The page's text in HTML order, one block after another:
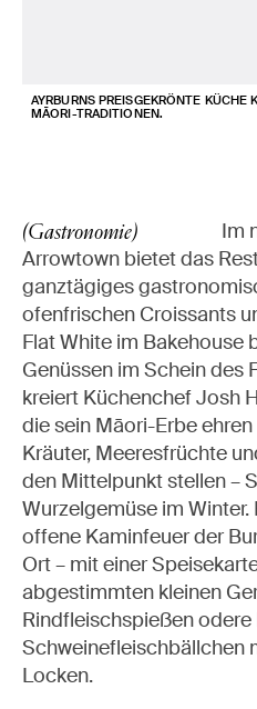
AYRBURNS PREISGEKRÖNTE KÜCHE
MĀORI-TRADITIONEN.
(Gastronomie)
Im
Arrowtown bietet das
ganztägiges
ofenfrischen Croissants
Flat White im Bakehouse
Genüssen im Schein des
kreiert Küchenchef Josh
die sein Māori-Erbe
Kräuter, Meeresfrüchte
den Mittelpunkt stellen –
Wurzelgemüse im
offene Kaminfeuer der
Ort – mit einer
abgestimmten kleinen
Rindfleischspießen
Schweinefleischbällchen
Locken.
MEINE